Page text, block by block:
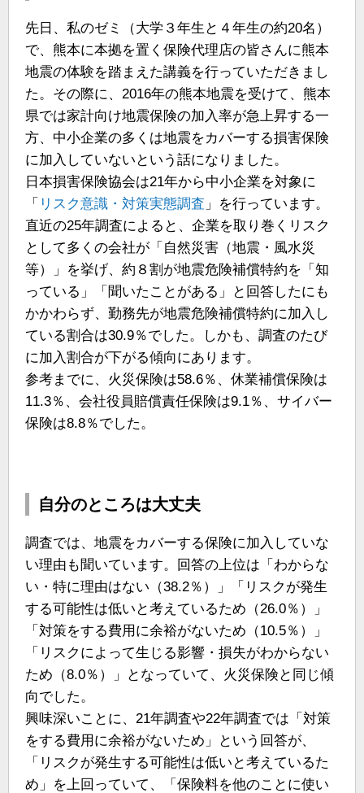
先日、私のゼミ（大学３年生と４年生の約20名）
で、熊本に本拠を置く保険代理店の皆さんに熊本
地震の体験を踏まえた講義を行っていただきまし
た。その際に、2016年の熊本地震を受けて、熊本
県では家計向け地震保険の加入率が急上昇する一
方、中小企業の多くは地震をカバーする損害保険
に加入していないという話になりました。
日本損害保険協会は21年から中小企業を対象に
「 リスク意識・対策実態調査 」を行っています。
直近の25年調査によると、企業を取り巻くリスク
として多くの会社が「自然災害（地震・風水災
等）」を挙げ、約８割が地震危険補償特約を「知
っている」「聞いたことがある」と回答したにも
かかわらず、勤務先が地震危険補償特約に加入し
ている割合は30.9％でした。しかも、調査のたび
に加入割合が下がる傾向にあります。
参考までに、火災保険は58.6％、休業補償保険は
11.3％、会社役員賠償責任保険は9.1％、サイバー
保険は8.8％でした。
自分のところは大丈夫
調査では、地震をカバーする保険に加入していな
い理由も聞いています。回答の上位は「わからな
い・特に理由はない（38.2％）」「リスクが発生
する可能性は低いと考えているため（26.0％）」
「対策をする費用に余裕がないため（10.5％）」
「リスクによって生じる影響・損失がわからない
ため（8.0％）」となっていて、火災保険と同じ傾
向でした。
興味深いことに、21年調査や22年調査では「対策
をする費用に余裕がないため」という回答が、
「リスクが発生する可能性は低いと考えているた
め」を上回っていて、「保険料を他のことに使い